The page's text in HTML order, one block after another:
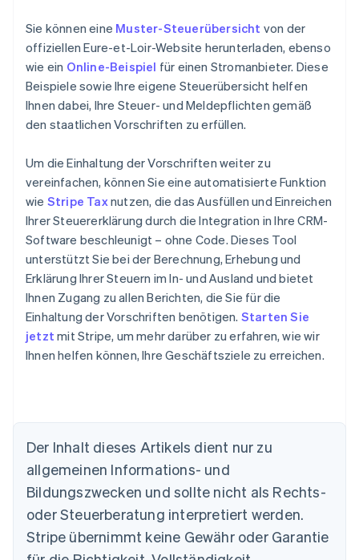
Sie können eine Muster-Steuerübersicht von der
offiziellen Eure-et-Loir-Website herunterladen, ebenso
wie ein Online-Beispiel für einen Stromanbieter. Diese
Beispiele sowie Ihre eigene Steuerübersicht helfen
Ihnen dabei, Ihre Steuer- und Meldepflichten gemäß
den staatlichen Vorschriften zu erfüllen.
Um die Einhaltung der Vorschriften weiter zu
vereinfachen, können Sie eine automatisierte Funktion
wie Stripe Taxnutzen, die das Ausfüllen und Einreichen
Ihrer Steuererklärung durch die Integration in Ihre CRM-
Software beschleunigt – ohne Code. Dieses Tool
unterstützt Sie bei der Berechnung, Erhebung und
Erklärung Ihrer Steuern im In- und Ausland und bietet
Ihnen Zugang zu allen Berichten, die Sie für die
Einhaltung der Vorschriften benötigen. Starten Sie
jetzt mit Stripe, um mehr darüber zu erfahren, wie wir
Ihnen helfen können, Ihre Geschäftsziele zu erreichen.
Der Inhalt dieses Artikels dient nur zu
allgemeinen Informations- und
Bildungszwecken und sollte nicht als Rechts-
oder Steuerberatung interpretiert werden.
Stripe übernimmt keine Gewähr oder Garantie
Australien